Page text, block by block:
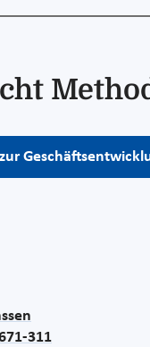
311